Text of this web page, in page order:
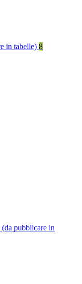
in tabelle) 8
pubblicare in